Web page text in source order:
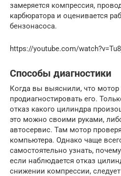
замеряется компрессия,
карбюратора и оценивается
бензонасоса.
https://youtube.com/
Способы диагностики
Когда вы выяснили, что мотор
продиагностировать его.
отказ какого цилиндра
это можно своими руками,
автосервис. Там мотор
компьютера. Однако чаще
самостоятельно узнать,
если наблюдается отказ
снижении компрессии,